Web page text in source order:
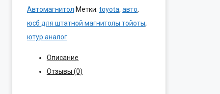
Адаптер
Moonet
QX018==>>Штат.Магнитоле
Автомагнитол Метки: toyota, авто,
юсб для штатной магнитолы тойоты,
ютур аналог
Описание
Отзывы (0)